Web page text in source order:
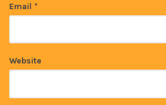
Email *
Website